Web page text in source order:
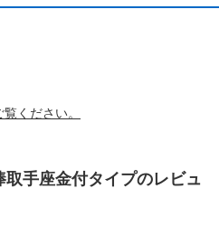
覧ください。
取手座金付タイプのレビュ